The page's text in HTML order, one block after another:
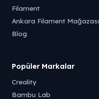
Filament
Ankara Filament Mağazası
Blog
Popüler Markalar
Creality
Bambu Lab